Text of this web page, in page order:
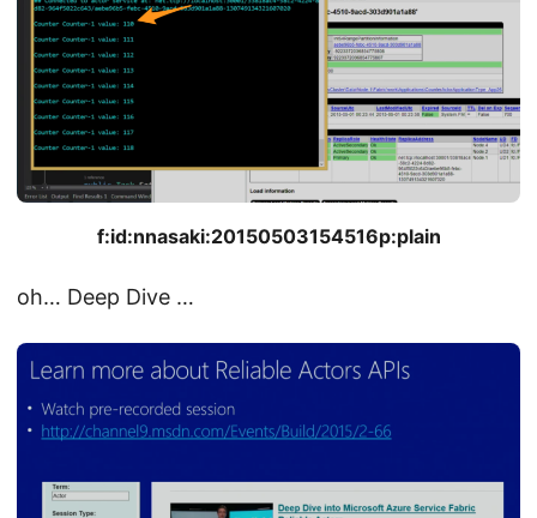
f:id:nnasaki:20150503154516p:plain
oh… Deep Dive …